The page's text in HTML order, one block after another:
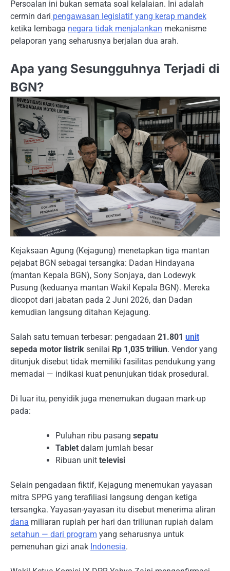
Persoalan ini bukan semata soal kelalaian. Ini adalah
cermin dari pengawasan legislatif yang kerap mandek
ketika lembaga negara tidak menjalankan mekanisme
pelaporan yang seharusnya berjalan dua arah.
Apa yang Sesungguhnya Terjadi di
BGN?
Kejaksaan Agung (Kejagung) menetapkan tiga mantan
pejabat BGN sebagai tersangka: Dadan Hindayana
(mantan Kepala BGN), Sony Sonjaya, dan Lodewyk
Pusung (keduanya mantan Wakil Kepala BGN). Mereka
dicopot dari jabatan pada 2 Juni 2026, dan Dadan
kemudian langsung ditahan Kejagung.
Salah satu temuan terbesar: pengadaan 21.801 unit
sepeda motor listrik senilai Rp 1,035 triliun. Vendor yang
ditunjuk disebut tidak memiliki fasilitas pendukung yang
memadai — indikasi kuat penunjukan tidak prosedural.
Di luar itu, penyidik juga menemukan dugaan mark-up
pada:
Puluhan ribu pasang sepatu
Tablet dalam jumlah besar
Ribuan unit televisi
Selain pengadaan fiktif, Kejagung menemukan yayasan
mitra SPPG yang terafiliasi langsung dengan ketiga
tersangka. Yayasan-yayasan itu disebut menerima aliran
dana miliaran rupiah per hari dan triliunan rupiah dalam
setahun — dari program yang seharusnya untuk
pemenuhan gizi anak Indonesia.